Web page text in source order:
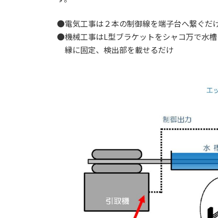
●電気工事は２本の制御線を端子台へ繋ぐだ
●機械工事はL型ブラケットをシャコ万で水
縁に固定、検出部を載せるだけ